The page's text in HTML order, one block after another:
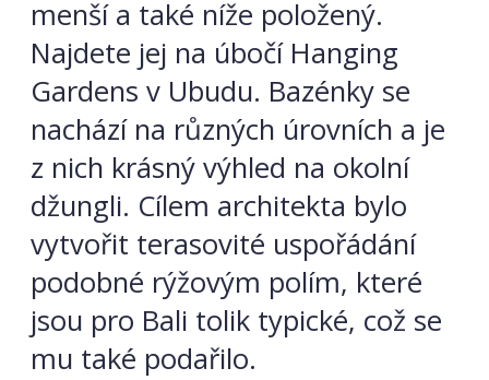
menší a také níže položený.
Najdete jej na úbočí Hanging
Gardens v Ubudu. Bazénky se
nachází na různých úrovních a je
z nich krásný výhled na okolní
džungli. Cílem architekta bylo
vytvořit terasovité uspořádání
podobné rýžovým polím, které
jsou pro Bali tolik typické, což se
mu také podařilo.